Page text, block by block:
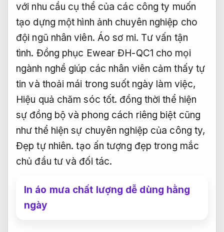
với nhu cầu cụ thể của các công ty muốn
tạo dựng một hình ảnh chuyên nghiệp cho
đội ngũ nhân viên. Áo sơ mi. Tư vấn tận
tình. Đồng phục Ewear ĐH-QC1 cho mọi
ngành nghề giúp các nhân viên cảm thấy tự
tin và thoải mái trong suốt ngày làm việc,
Hiệu quả chăm sóc tốt. đồng thời thể hiện
sự đồng bộ và phong cách riêng biệt cũng
như thể hiện sự chuyên nghiệp của công ty,
Đẹp tự nhiên. tạo ấn tượng đẹp trong mắc
chủ đầu tư và đối tác.
In áo mưa chất lượng dễ dùng hằng
ngày